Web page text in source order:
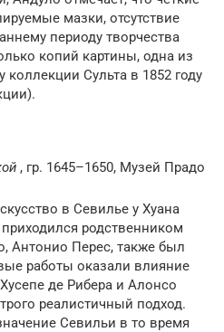
мазки, отсутствие
периоду творчества
копий картины, одна из
коллекции Сульта в 1852 году
, гр. 1645–1650, Музей Прадо
в Севилье у Хуана
родственником
Антонио Перес, также был
работы оказали влияние
де Рибера и Алонсо
реалистичный подход.
Севильи в то время